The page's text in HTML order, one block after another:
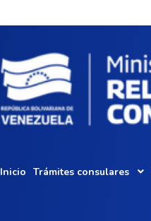
Inicio Trámites consulares